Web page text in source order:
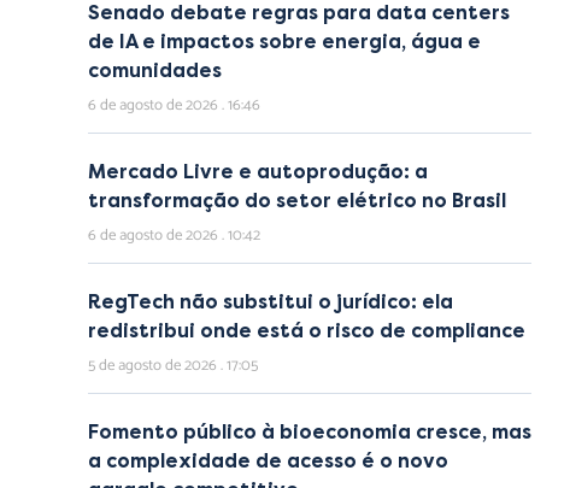
Senado debate regras para data centers
de IA e impactos sobre energia, água e
comunidades
6 de agosto de 2026 16:46
Mercado Livre e autoprodução: a
transformação do setor elétrico no Brasil
6 de agosto de 2026 10:42
RegTech não substitui o jurídico: ela
redistribui onde está o risco de compliance
5 de agosto de 2026 17:05
Fomento público à bioeconomia cresce, mas
a complexidade de acesso é o novo